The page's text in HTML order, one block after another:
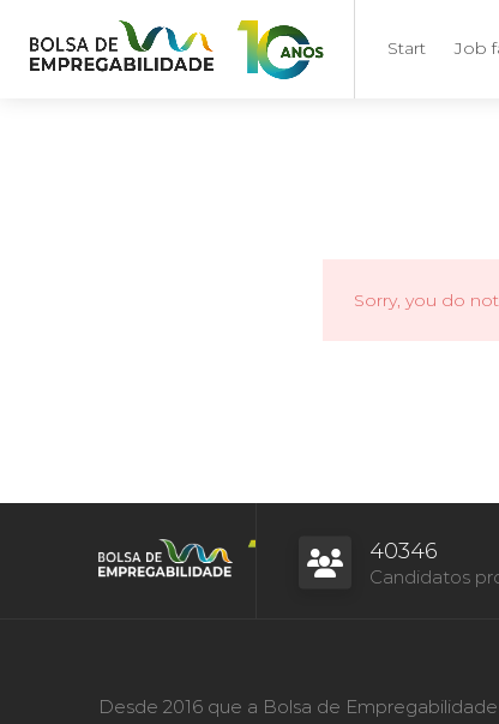
Start Job
Sorry, you do
40346
Candidatos
Desde 2016 que a Bolsa de